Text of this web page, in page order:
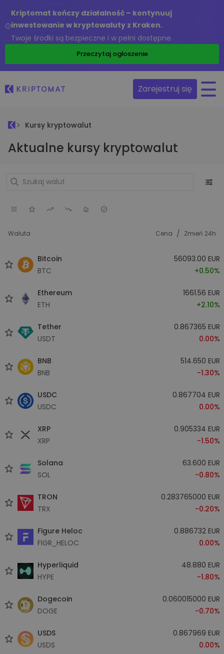
Kriptomat kończy działalność – kontynuuj
inwestowanie w kryptowaluty z Kraken.
Twoje środki są bezpieczne i w pełni dostępne.
Przeczytaj ogłoszenie
Zarejestruj się
Kursy kryptowalut
Aktualne kursy kryptowalut
Waluta Cena / Zmień 24h
Bitcoin
BTC
56093.00 EUR
+0.50%
Ethereum
ETH
1661.56 EUR
+2.10%
Tether
USDT
0.867365 EUR
0.00%
BNB
BNB
514.650 EUR
-1.30%
USDC
USDC
0.867704 EUR
0.00%
XRP
XRP
0.905334 EUR
-1.50%
Solana
SOL
63.600 EUR
-0.80%
TRON
TRX
0.283765000 EUR
-0.20%
Figure Heloc
FIGR_HELOC
0.886732 EUR
0.00%
Hyperliquid
HYPE
48.880 EUR
-1.80%
Dogecoin
DOGE
0.060015000 EUR
-0.70%
USDS
USDS
0.867969 EUR
0.00%